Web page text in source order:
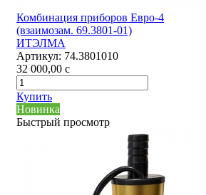
Комбинация приборов Евро-4
(взаимозам. 69.3801-01)
ИТЭЛМА
Артикул: 74.3801010
32 000,00 c
Купить
Новинка
Быстрый просмотр